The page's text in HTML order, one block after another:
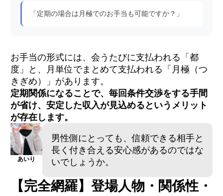
「定期の場合は月極でのお手当も可能ですか？」
お手当の形式には、会うたびに支払われる「都
度」と、月単位でまとめて支払われる「月極（つ
きぎめ）」があります。
定期関係になることで、毎回条件交渉をする手間
が省け、安定した収入が見込めるというメリット
が存在します。
あいり
男性側にとっても、信頼できる相手と
長く付き合える安心感があるのではな
いでしょうか。
【完全網羅】登場人物・関係性・